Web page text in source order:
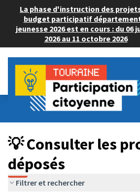
La phase d'instruction des
budget participatif
jeunesse 2026 est en cours : du 06
2026 au 11 octobre 2026
Budget Participatif JEUNESSE 2024
💡 Consulter les projets déposés
💡 Consulter les
déposés
Filtrer et rechercher